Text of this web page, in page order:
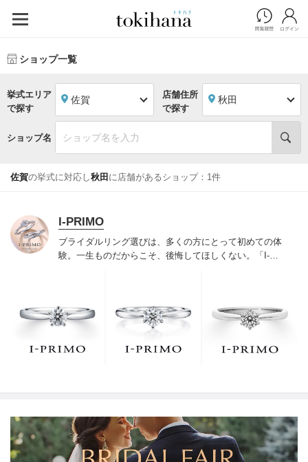
ショップ一覧
挙式エリア
で探す
佐賀
店舗住所
で探す
秋田
ショップ名
佐賀の挙式に対応し秋田 に店舗があるショップ：1件
I-PRIMO
ブライダルリング選びは、多くの方にとって初めての体
験。一生ものだからこそ、後悔してほしくない。「I-
でお待ちしております。リング選びの最初の一歩をご一
緒に。まずは、アイプリモへ。